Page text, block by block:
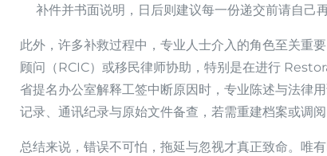
补件并书面说明，日后则建议每一份递交前请自己
此外，许多补救过程中，专业人士介入的角色至关重
顾问（RCIC）或移民律师协助，特别是在进行
省提名办公室解释工签中断原因时，专业陈述与法律
记录、通讯纪录与原始文件备查，若需重建档案或调
总结来说，错误不可怕，拖延与忽视才真正致命。唯有